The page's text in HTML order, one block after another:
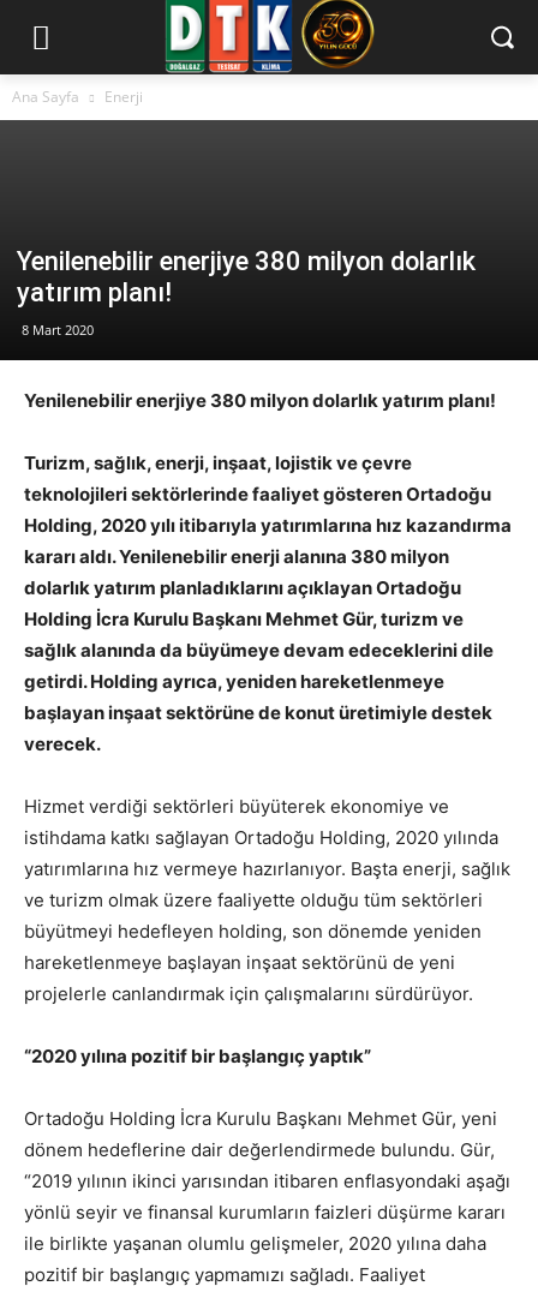
Ana Sayfa Enerji
Yenilenebilir enerjiye 380 milyon dolarlık
yatırım planı!
8 Mart 2020
Yenilenebilir enerjiye 380 milyon dolarlık yatırım planı!
Turizm, sağlık, enerji, inşaat, lojistik ve çevre
teknolojileri sektörlerinde faaliyet gösteren Ortadoğu
Holding, 2020 yılı itibarıyla yatırımlarına hız kazandırma
kararı aldı. Yenilenebilir enerji alanına 380 milyon
dolarlık yatırım planladıklarını açıklayan Ortadoğu
Holding İcra Kurulu Başkanı Mehmet Gür, turizm ve
sağlık alanında da büyümeye devam edeceklerini dile
getirdi. Holding ayrıca, yeniden hareketlenmeye
başlayan inşaat sektörüne de konut üretimiyle destek
verecek.
Hizmet verdiği sektörleri büyüterek ekonomiye ve
istihdama katkı sağlayan Ortadoğu Holding, 2020 yılında
yatırımlarına hız vermeye hazırlanıyor. Başta enerji, sağlık
ve turizm olmak üzere faaliyette olduğu tüm sektörleri
büyütmeyi hedefleyen holding, son dönemde yeniden
hareketlenmeye başlayan inşaat sektörünü de yeni
projelerle canlandırmak için çalışmalarını sürdürüyor.
“2020 yılına pozitif bir başlangıç yaptık”
Ortadoğu Holding İcra Kurulu Başkanı Mehmet Gür, yeni
dönem hedeflerine dair değerlendirmede bulundu. Gür,
“2019 yılının ikinci yarısından itibaren enflasyondaki aşağı
yönlü seyir ve finansal kurumların faizleri düşürme kararı
ile birlikte yaşanan olumlu gelişmeler, 2020 yılına daha
pozitif bir başlangıç yapmamızı sağladı. Faaliyet